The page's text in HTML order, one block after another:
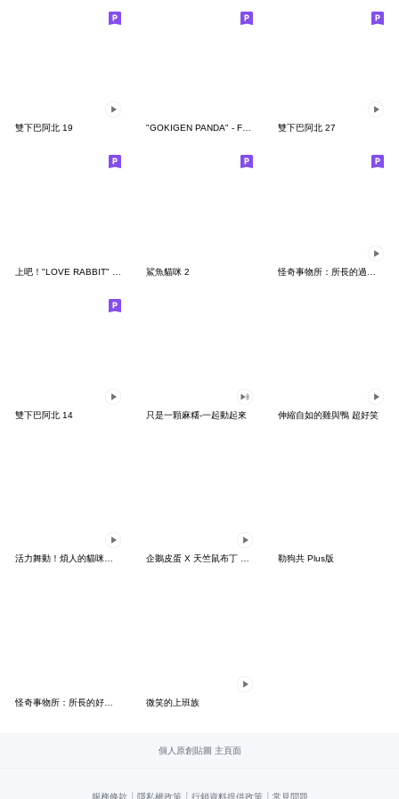
雙下巴阿北 19 "GOKIGEN PANDA" - Feeling / global 雙下巴阿北 27
鯊魚貓咪 2
雙下巴阿北 14 只是一顆麻糬-一起動起來 伸縮自如的雞與鴨 超好笑
活力舞動！煩人的貓咪★迷你版 2 企鵝皮蛋 X 天竺鼠布丁 有點厭世 勒狗共 Plus版
微笑的上班族
個人原創貼圖 主頁面
服務條款 隱私權政策 行銷資料提供政策 常見問題